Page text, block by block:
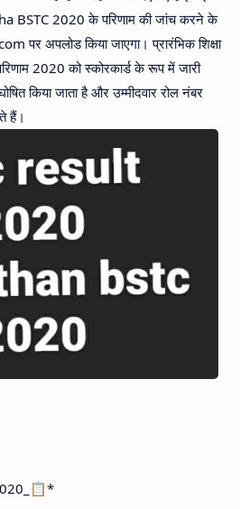
BSTC 2020 के परिणाम की जांच करने के
पर अपलोड किया जाएगा। प्रारंभिक शिक्षा
2020 को स्कोरकार्ड के रूप में जारी
किया जाता है और उम्मीदवार रोल नंबर
हैं।